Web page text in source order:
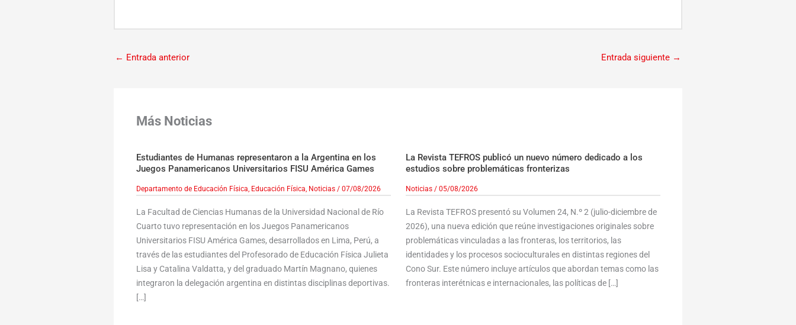
← Entrada anterior Entrada siguiente →
Más Noticias
Estudiantes de Humanas representaron a la Argentina en los
Juegos Panamericanos Universitarios FISU América Games
Departamento de Educación Física, Educación Física, Noticias/ 07/08/2026
La Facultad de Ciencias Humanas de la Universidad Nacional de Río
Cuarto tuvo representación en los Juegos Panamericanos
Universitarios FISU América Games, desarrollados en Lima, Perú, a
través de las estudiantes del Profesorado de Educación Física Julieta
Lisa y Catalina Valdatta, y del graduado Martín Magnano, quienes
integraron la delegación argentina en distintas disciplinas deportivas.
[…]
La Revista TEFROS publicó un nuevo número dedicado a los
estudios sobre problemáticas fronterizas
Noticias/ 05/08/2026
La Revista TEFROS presentó su Volumen 24, N.º 2 (julio-diciembre de
2026), una nueva edición que reúne investigaciones originales sobre
problemáticas vinculadas a las fronteras, los territorios, las
identidades y los procesos socioculturales en distintas regiones del
Cono Sur. Este número incluye artículos que abordan temas como las
fronteras interétnicas e internacionales, las políticas de […]